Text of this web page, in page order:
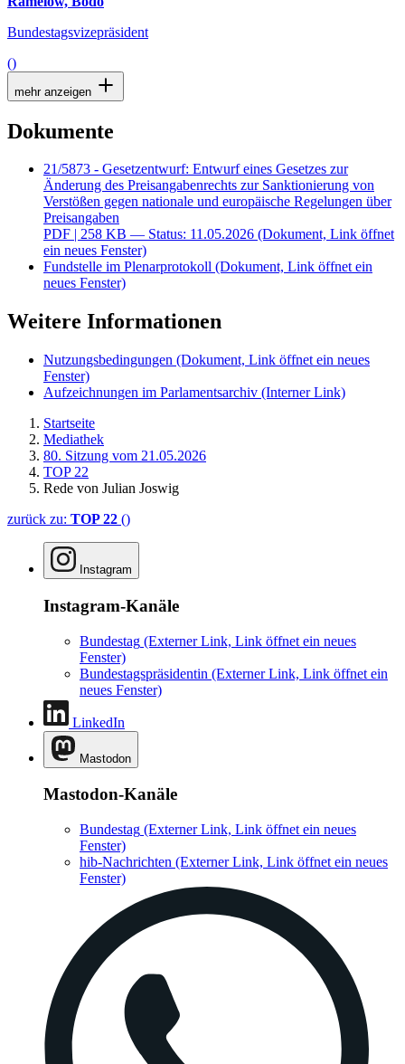
Bundestagsvizepräsident
()
mehr anzeigen
Dokumente
21/5873 - Gesetzentwurf: Entwurf eines Gesetzes zur
Änderung des Preisangabenrechts zur Sanktionierung von
Verstößen gegen nationale und europäische Regelungen über
Preisangaben
PDF | 258 KB — Status: 11.05.2026 (Dokument, Link öffnet
ein neues Fenster)
Fundstelle im Plenarprotokoll (Dokument, Link öffnet ein
neues Fenster)
Weitere Informationen
Nutzungsbedingungen (Dokument, Link öffnet ein neues
Fenster)
Aufzeichnungen im Parlamentsarchiv (Interner Link)
Startseite
Mediathek
80. Sitzung vom 21.05.2026
TOP 22
Rede von Julian Joswig
zurück zu: TOP 22 ()
Instagram
Instagram-Kanäle
Bundestag (Externer Link, Link öffnet ein neues
Fenster)
Bundestagspräsidentin (Externer Link, Link öffnet ein
neues Fenster)
LinkedIn
Mastodon
Mastodon-Kanäle
Bundestag (Externer Link, Link öffnet ein neues
Fenster)
hib-Nachrichten (Externer Link, Link öffnet ein neues
Fenster)